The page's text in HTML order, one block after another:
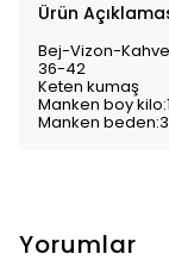
Ürün
Bej-Vizon-
36-42
Keten kumaş
Manken boy
Manken
Yorumlar